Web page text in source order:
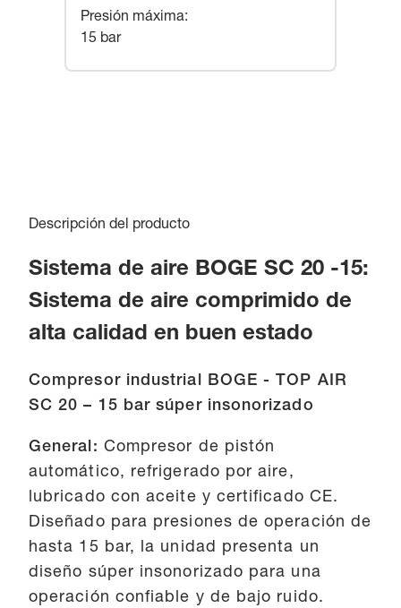
Presión máxima:
15 bar
Descripción del producto
Sistema de aire BOGE SC 20 -15:
Sistema de aire comprimido de
alta calidad en buen estado
Compresor industrial BOGE - TOP AIR
SC 20 – 15 bar súper insonorizado
General: Compresor de pistón
automático, refrigerado por aire,
lubricado con aceite y certificado CE.
Diseñado para presiones de operación de
hasta 15 bar, la unidad presenta un
diseño súper insonorizado para una
operación confiable y de bajo ruido.